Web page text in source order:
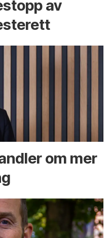
av
om mer